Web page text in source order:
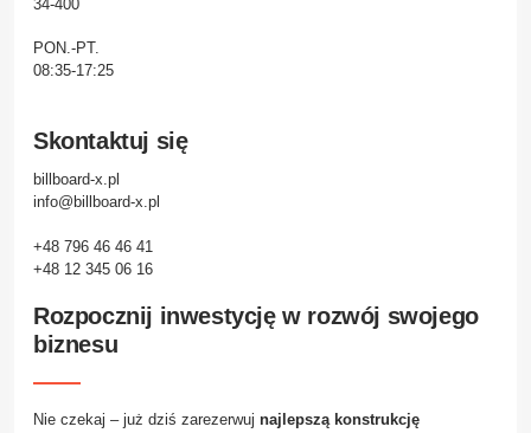
34-400
PON.-PT.
08:35-17:25
Skontaktuj się
billboard-x.pl
info@billboard-x.pl
+48 796 46 46 41
+48 12 345 06 16
Rozpocznij inwestycję w rozwój swojego
biznesu
Nie czekaj – już dziś zarezerwuj najlepszą konstrukcję